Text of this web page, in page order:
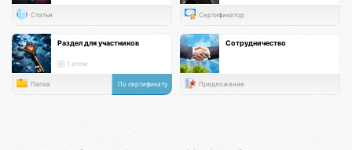
Статья Сертификатор
Раздел для участников
1 атом
Папка По сертификату
Сотрудничество
Предложение